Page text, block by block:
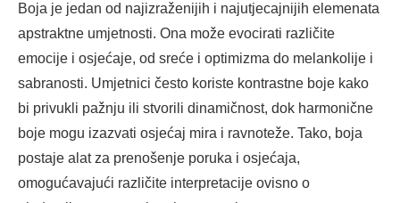
Boja je jedan od najizraženijih i najutjecajnijih elemenata
apstraktne umjetnosti. Ona može evocirati različite
emocije i osjećaje, od sreće i optimizma do melankolije i
sabranosti. Umjetnici često koriste kontrastne boje kako
bi privukli pažnju ili stvorili dinamičnost, dok harmonične
boje mogu izazvati osjećaj mira i ravnoteže. Tako, boja
postaje alat za prenošenje poruka i osjećaja,
omogućavajući različite interpretacije ovisno o